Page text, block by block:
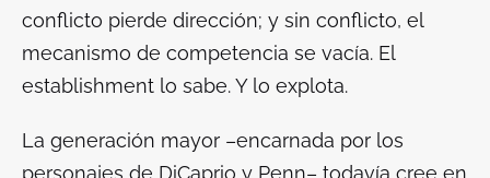
conflicto pierde dirección; y sin conflicto, el
mecanismo de competencia se vacía. El
establishment lo sabe. Y lo explota.
La generación mayor –encarnada por los
personajes de DiCaprio y Penn– todavía cree en